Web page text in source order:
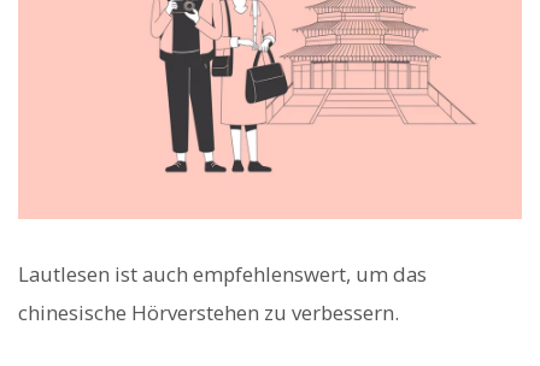
Lautlesen ist auch empfehlenswert, um das
chinesische Hörverstehen zu verbessern.